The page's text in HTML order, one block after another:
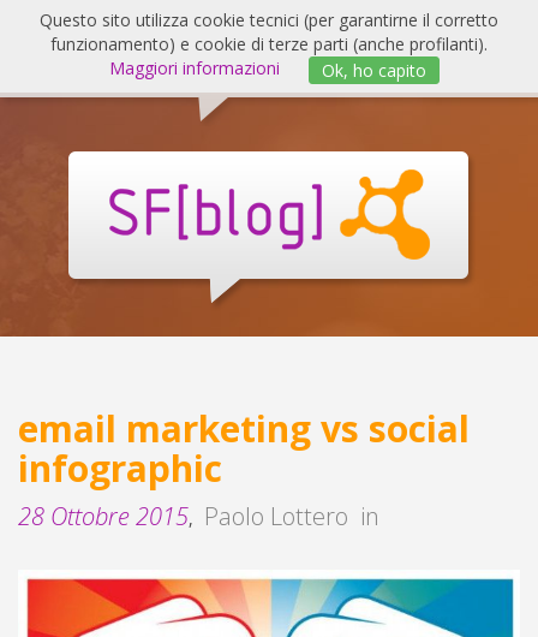
Salta
contenuto
Blog
email marketing vs social
infographic
28 Ottobre 2015, Paolo Lottero in
Questo sito utilizza cookie tecnici (per garantirne il corretto
funzionamento) e cookie di terze parti (anche profilanti).
Maggiori informazioni
Ok, ho capito